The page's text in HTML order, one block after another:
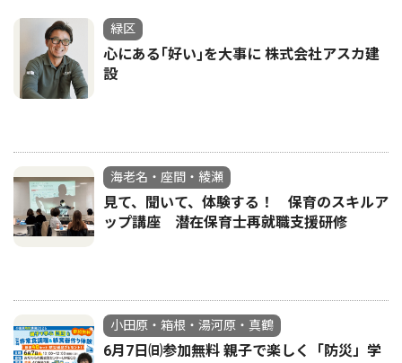
緑区
心にある｢好い｣を大事に 株式会社アスカ建
設
海老名・座間・綾瀬
見て、聞いて、体験する！ 保育のスキルア
ップ講座 潜在保育士再就職支援研修
小田原・箱根・湯河原・真鶴
6月7日㈰参加無料 親子で楽しく「防災」学